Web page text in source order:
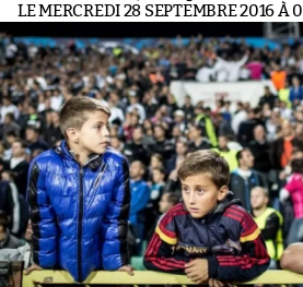
LE MERCREDI 28 SEPTEMBRE 2016 À